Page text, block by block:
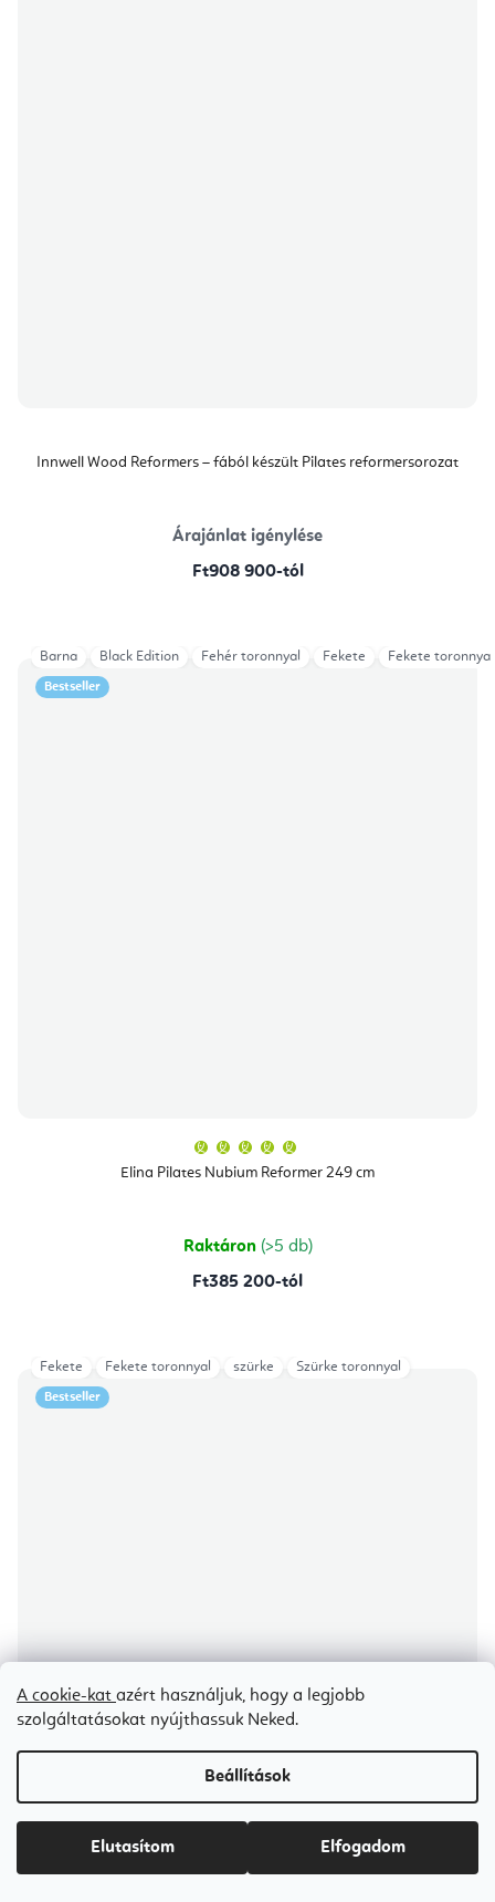
A cookie-kat azért használjuk, hogy a legjobb
szolgáltatásokat nyújthassuk Neked.
Beállítások
Elutasítom Elfogadom
Innwell Wood Reformers – fából készült Pilates reformersorozat
Árajánlat igénylése
Ft908 900-tól
Bestseller
Elina Pilates Nubium Reformer 249 cm
átlagos
értékelése
csillag.
Raktáron (>5 db)
Ft385 200-tól
Barna Black Edition Fehér toronnyal Fekete Fekete toronnyal
Bestseller
Fekete Fekete toronnyal szürke Szürke toronnyal